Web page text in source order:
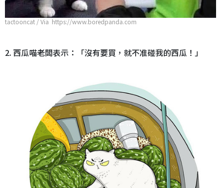
tactooncat / Via https://www.boredpanda.com
2. 西瓜喵老闆表示：「沒有要買，就不准碰我的西瓜！」